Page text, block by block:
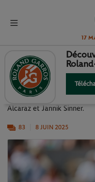
17
LA FINALE
Alcaraz et Jannik Sinner.
83 8 JUIN 2025